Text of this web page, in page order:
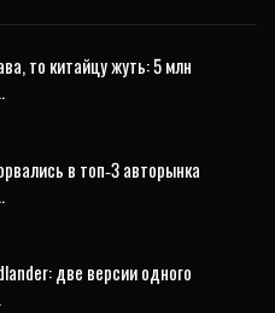
то китайцу жуть: 5 млн
в топ‑3 авторынка
две версии одного